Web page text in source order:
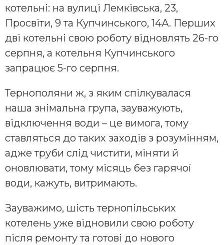
котельні: на вулиці Лемківська, 23,
Просвіти, 9 та Купчинського, 14А. Перших
дві котельні свою роботу відновлять 26-го
серпня, а котельня Купчинського
запрацює 5-го серпня.
Тернополяни ж, з яким спілкувалася
наша знімальна група, зауважують,
відключення води – це вимога, тому
ставляться до таких заходів з розумінням,
адже труби слід чистити, міняти й
оновлювати, тому місяць без гарячої
води, кажуть, витримають.
Зауважимо, шість тернопільських
котелень уже відновили свою роботу
після ремонту та готові до нового